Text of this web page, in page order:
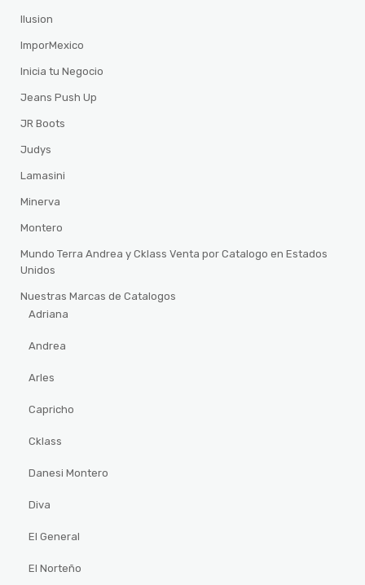
Ilusion
ImporMexico
Inicia tu Negocio
Jeans Push Up
JR Boots
Judys
Lamasini
Minerva
Montero
Mundo Terra Andrea y Cklass Venta por Catalogo en Estados
Unidos
Nuestras Marcas de Catalogos
Adriana
Andrea
Arles
Capricho
Cklass
Danesi Montero
Diva
El General
El Norteño